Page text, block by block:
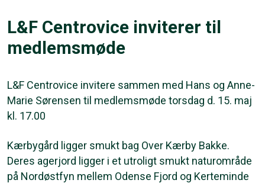
L&F Centrovice inviterer til
medlemsmøde
L&F Centrovice invitere sammen med Hans og Anne-
Marie Sørensen til medlemsmøde torsdag d. 15. maj
kl. 17.00
Kærbygård ligger smukt bag Over Kærby Bakke.
Deres agerjord ligger i et utroligt smukt naturområde
på Nordøstfyn mellem Odense Fjord og Kerteminde